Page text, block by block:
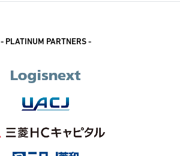
- PLATINUM PARTNERS -